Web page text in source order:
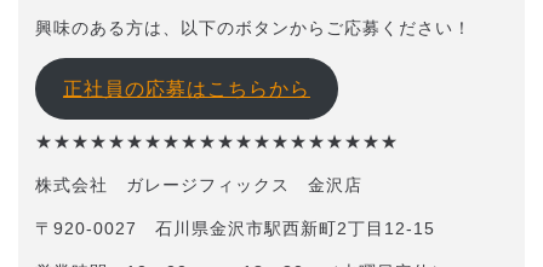
興味のある方は、以下のボタンからご応募ください！
正社員の応募はこちらから
★★★★★★★★★★★★★★★★★★★★
株式会社 ガレージフィックス 金沢店
〒920-0027 石川県金沢市駅西新町2丁目12-15